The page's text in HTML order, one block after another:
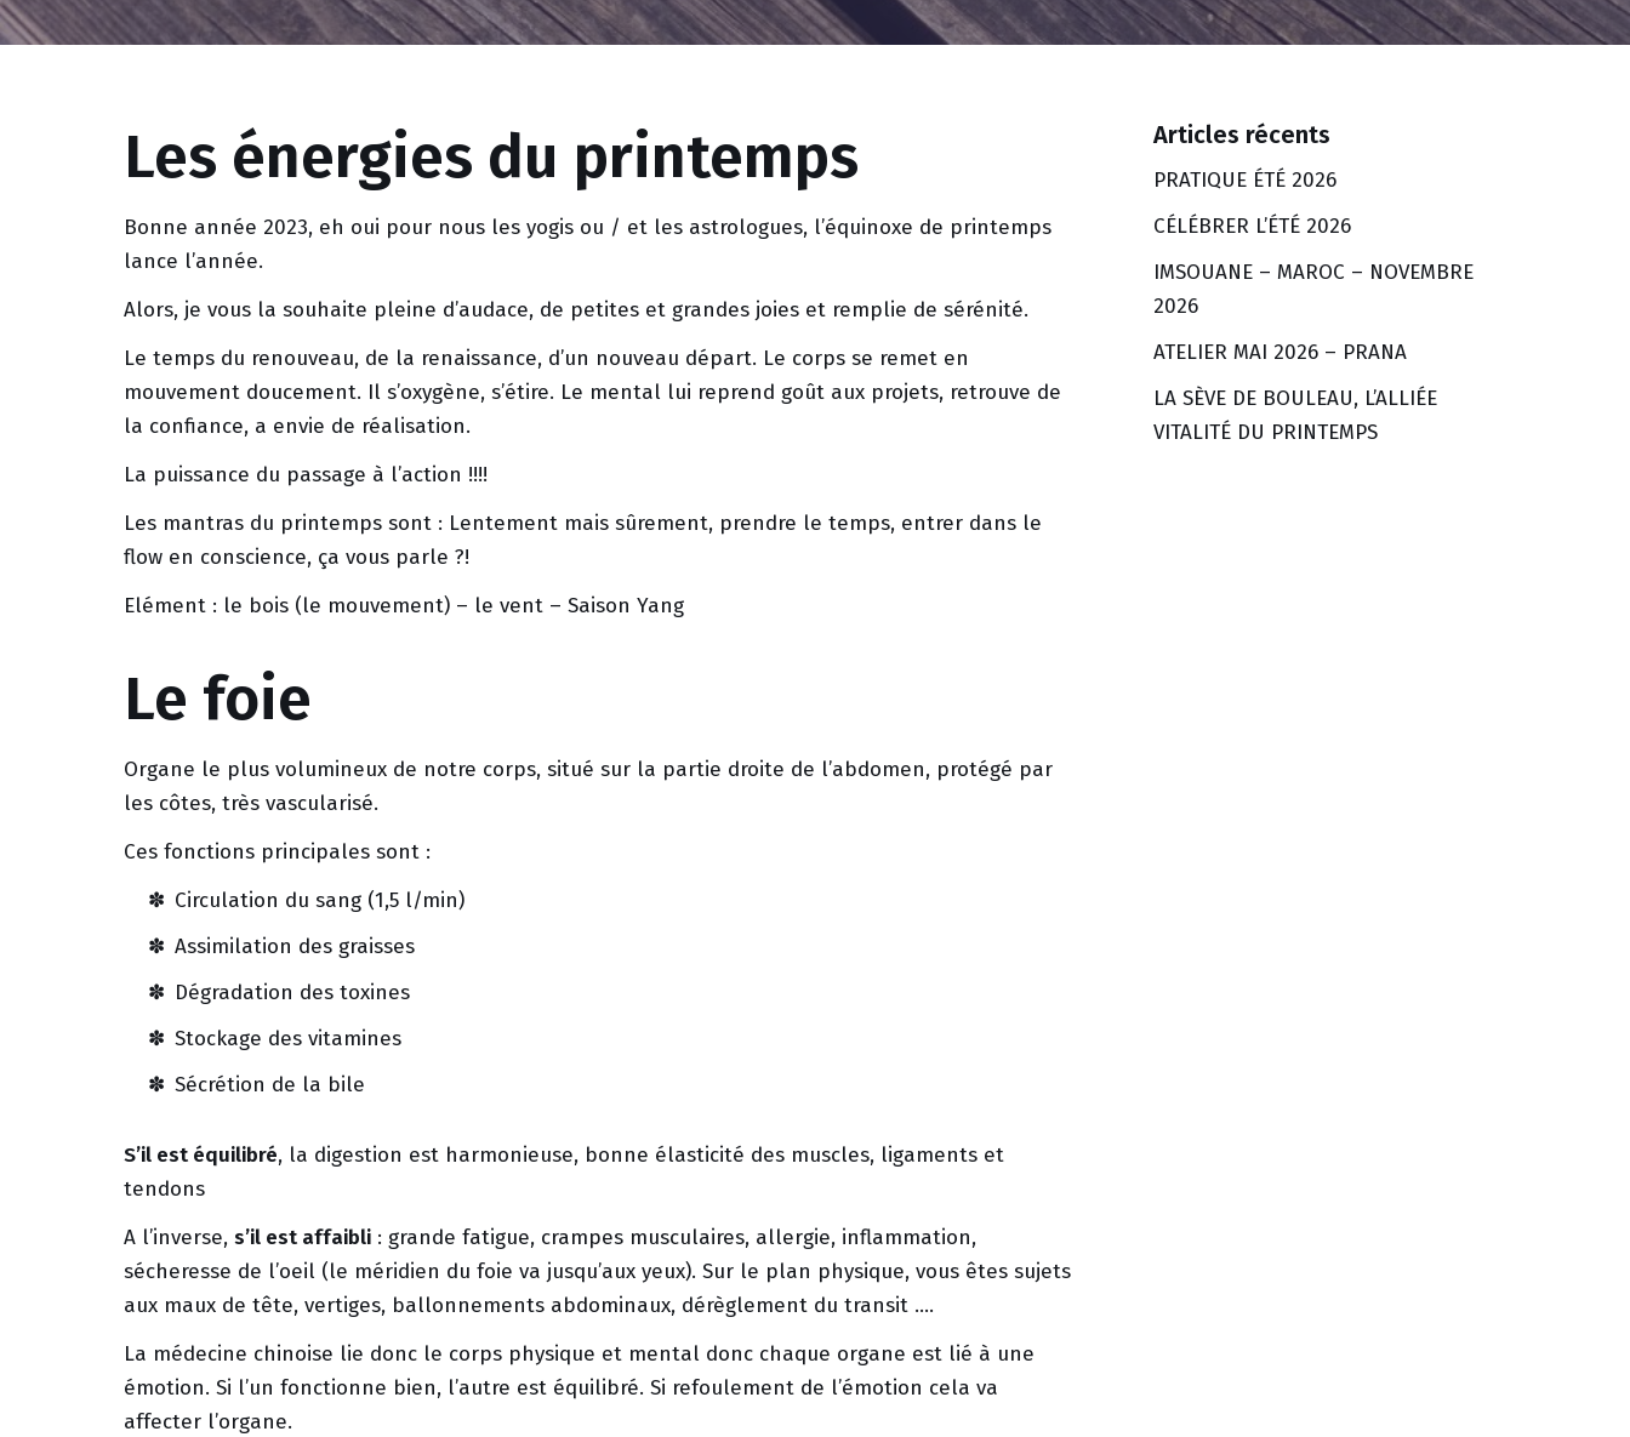
Les énergies du printemps
Bonne année 2023, eh oui pour nous les yogis ou / et les astrologues, l’équinoxe de printemps
lance l’année.
Alors, je vous la souhaite pleine d’audace, de petites et grandes joies et remplie de sérénité.
Le temps du renouveau, de la renaissance, d’un nouveau départ. Le corps se remet en
mouvement doucement. Il s’oxygène, s’étire. Le mental lui reprend goût aux projets, retrouve de
la confiance, a envie de réalisation.
La puissance du passage à l’action !!!!
Les mantras du printemps sont : Lentement mais sûrement, prendre le temps, entrer dans le
flow en conscience, ça vous parle ?!
Elément : le bois (le mouvement) – le vent – Saison Yang
Le foie
Organe le plus volumineux de notre corps, situé sur la partie droite de l’abdomen, protégé par
les côtes, très vascularisé.
Ces fonctions principales sont :
Circulation du sang (1,5 l/min)
Assimilation des graisses
Dégradation des toxines
Stockage des vitamines
Sécrétion de la bile
S’il est équilibré, la digestion est harmonieuse, bonne élasticité des muscles, ligaments et
tendons
A l’inverse, s’il est affaibli : grande fatigue, crampes musculaires, allergie, inflammation,
sécheresse de l’oeil (le méridien du foie va jusqu’aux yeux). Sur le plan physique, vous êtes sujets
aux maux de tête, vertiges, ballonnements abdominaux, dérèglement du transit ….
La médecine chinoise lie donc le corps physique et mental donc chaque organe est lié à une
émotion. Si l’un fonctionne bien, l’autre est équilibré. Si refoulement de l’émotion cela va
affecter l’organe.
Articles récents
PRATIQUE ÉTÉ 2026
CÉLÉBRER L’ÉTÉ 2026
IMSOUANE – MAROC – NOVEMBRE
2026
ATELIER MAI 2026 – PRANA
LA SÈVE DE BOULEAU, L’ALLIÉE
VITALITÉ DU PRINTEMPS